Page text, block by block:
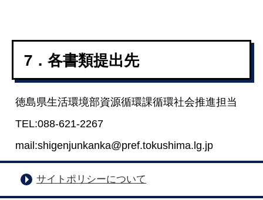
7．各書類提出先
徳島県生活環境部資源循環課循環社会推進担当
TEL:088-621-2267
mail:shigenjunkanka@pref.tokushima.lg.jp
サイトポリシーについて